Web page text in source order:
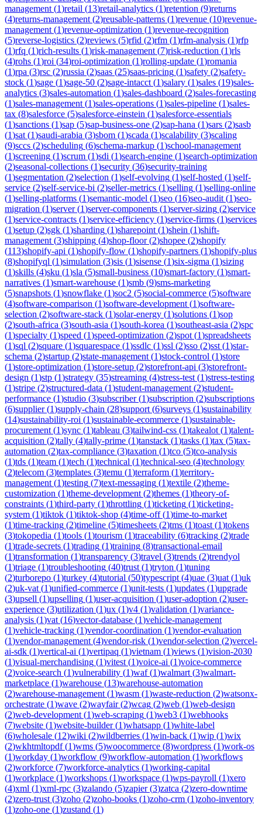
management (1)retail (13)retail-analytics (1)retention (9)returns
(4)returns-management (2)reusable-patterns (1)revenue (10)revenue-
management (1)revenue-optimization (1)revenue-recognition
(5)reverse-logistics (2)reviews (5)rfid (2)rfm (1)rfm-analysis (1)rfp
(1)rfq (1)rich-results (1)risk-management (7)risk-reduction (1)rls
(4)rohs (1)roi (34)roi-optimization (1)rolling-update (1)romania
(1)rpa (3)rsc (2)russia (2)saas (25)saas-pricing (1)safety (2)safety-
stock (1)sage (1)sage-50 (2)sage-intacct (1)salary (1)sales (19)sales-
analytics (3)sales-automation (1)sales-dashboard (2)sales-forecasting
(1)sales-management (1)sales-operations (1)sales-pipeline (1)sales-
tax (8)salesforce (5)salesforce-einstein (1)salesforce-essentials
(1)sanctions (1)sap (5)sap-business-one (2)sap-hana (1)sars (2)sasb
(1)sat (1)saudi-arabia (3)sbom (1)scada (1)scalability (3)scaling
(9)sccs (2)scheduling (6)schema-markup (1)school-management
(1)screening (1)scrum (1)sdi (1)search-engine (1)search-optimization
(2)seasonal-collections (1)security (36)security-training
(1)segmentation (2)selection (1)self-evolving (1)self-hosted (1)self-
service (2)self-service-bi (2)seller-metrics (1)selling (1)selling-online
(1)selling-platforms (1)semantic-model (1)seo (16)seo-audit (1)seo-
migration (1)server(1)server-components (1)server-sizing (2)service
(1)service-contracts (1)service-efficiency (1)service-firms (1)services
(1)setup (2)sgk (1)sharding (1)sharepoint (1)shein (1)shift-
management (3)shipping (4)shop-floor(2)shopee (2)shopify
(113)shopify-api (1)shopify-flow (1)shopify-partners (1)shopify-plus
(8)shopifyql (1)simulation (3)sis (1)sisense (1)six-sigma (1)sizing
(1)skills (4)sku (1)sla (5)small-business (10)smart-factory (1)smart-
narratives (1)smart-warehouse (1)smb (9)sms-marketing
(5)snapshots (1)snowflake (1)soc2 (5)social-commerce (5)software
(4)software-comparison (1)software-development (1)software-
selection (2)software-stack (1)solar-energy (1)solutions (1)sop
(2)south-africa (3)south-asia (1)south-korea (1)southeast-asia (2)spc
(1)specialty (1)speed (1)speed-optimization (2)spot (1)spreadsheets
(1)sql (2)square (1)squarespace (1)ssdlc (1)ssl (2)sso (2)sst (1)star-
schema (2)startup (2)state-management (1)stock-control (1)store
(1)store-optimization (1)store-setup (2)storefront-api (3)storefront-
design (1)stp (1)strategy (35)streaming (4)stress-test (1)stress-testing
(1)stripe (2)structured-data (1)student-management (2)student-
performance (1)studio (3)subscriber(1)subscription (2)subscriptions
(6)supplier(1)supply-chain (28)support (6)surveys (1)sustainability
(14)sustainability-roi (1)sustainable-ecommerce (1)sustainable-
procurement (1)sync (1)tableau (3)tailwind-css (1)takealot (1)talent-
acquisition (2)tally (4)tally-prime (1)tanstack (1)tasks (1)tax (5)tax-
automation (2)tax-compliance (3)taxation (1)tco (5)tco-analysis
(1)tds (1)team (1)tech (1)technical (1)technical-seo (4)technology
(2)telecom (3)templates (3)temu (1)terraform (1)territory-
management (1)testing (7)text-messaging (1)textile (2)theme-
customization (1)theme-development (2)themes (1)theory-of-
constraints (1)third-party (1)throttling (1)ticketing (1)ticketing-
system (1)tiktok (1)tiktok-shop (4)time-off(1)time-to-market
(1)time-tracking (2)timeline (5)timesheets (2)tms (1)toast (1)tokens
(3)tokopedia (1)tools (1)tourism (1)traceability (6)tracking (2)trade
(1)trade-secrets (1)trading (1)training (8)transactional-email
(1)transformation (1)transparency (3)travel (3)trends (2)trendyol
(1)triage (1)troubleshooting (40)trust (1)tryton (1)tuning
(2)turborepo (1)turkey (4)tutorial (50)typescript (4)uae (3)uat (1)uk
(2)uk-vat (1)unified-commerce (1)unit-tests (1)updates (1)upgrade
(3)upsell (1)upselling (1)user-acquisition (1)user-adoption (2)user-
experience (3)utilization (1)ux (1)v4 (1)validation (1)variance-
analysis (1)vat (16)vector-database (1)vehicle-management
(1)vehicle-tracking (1)vendor-coordination (1)vendor-evaluation
(1)vendor-management (4)vendor-risk (1)vendor-selection (2)vercel-
ai-sdk (1)vertical-ai (1)vertipaq (1)vietnam (1)views (1)vision-2030
(1)visual-merchandising (1)vitest (1)voice-ai (1)voice-commerce
(2)voice-search (1)vulnerability (1)waf(1)walmart (3)walmart-
marketplace (1)warehouse (13)warehouse-automation
(2)warehouse-management (1)wasm (1)waste-reduction (2)watsonx-
orchestrate (1)wave (2)wayfair(2)wcag (2)web (1)web-design
(2)web-development (1)web-scraping (1)web3 (1)webhooks
(7)website (1)website-builder(1)whatsapp (1)white-label
(6)wholesale (12)wiki (2)wildberries (1)win-back (1)wip (1)wix
(2)wkhtmltopdf(1)wms (5)woocommerce (8)wordpress (1)work-os
(1)workday (1)workflow (9)workflow-automation (1)workflows
(2)workforce (7)workforce-analytics (1)working-capital
(1)workplace (1)workshops (1)workspace (1)wps-payroll (1)xero
(4)xml (1)xml-rpc (3)zalando (5)zapier(3)zatca (2)zero-downtime
(2)zero-trust (3)zoho (2)zoho-books (1)zoho-crm (1)zoho-inventory
(1)zoho-one (1)zustand (1)